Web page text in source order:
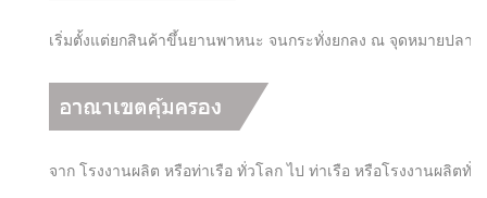
เริ่มตั้งแต่ยกสินค้าขึ้นยานพาหนะ จนกระทั่งยกลง ณ จุดหมายปลาย
จาก โรงงานผลิต หรือท่าเรือ ทั่วโลก ไป ท่าเรือ หรือโรงงานผลิต